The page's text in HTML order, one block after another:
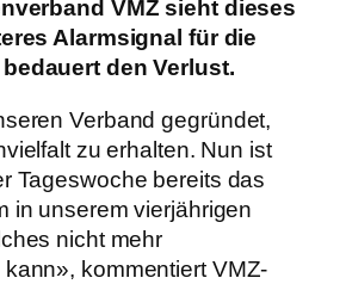
VMZ sieht dieses
Alarmsignal für die
den Verlust.
Verband gegründet,
zu erhalten. Nun ist
Tageswoche bereits das
in unserem vierjährigen
nicht mehr
kommentiert VMZ-